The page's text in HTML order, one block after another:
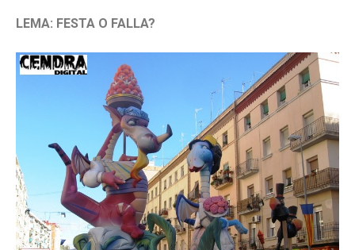
LEMA: FESTA O FALLA?